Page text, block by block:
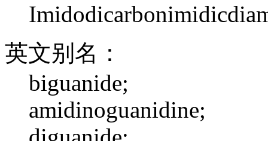
英文别名：
biguanide;
amidinoguanidine;